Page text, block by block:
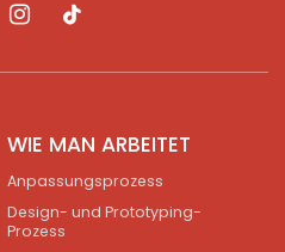
WIE MAN ARBEITET
Anpassungsprozess
Design- und Prototyping-
Prozess